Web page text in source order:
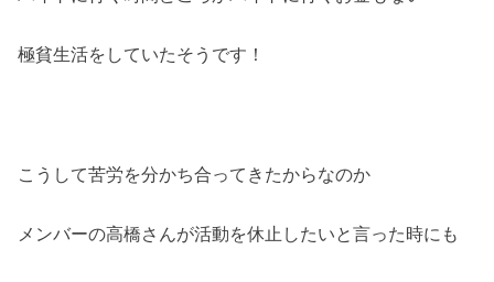
極貧生活をしていたそうです！
こうして苦労を分かち合ってきたからなのか
メンバーの高橋さんが活動を休止したいと言った時にも